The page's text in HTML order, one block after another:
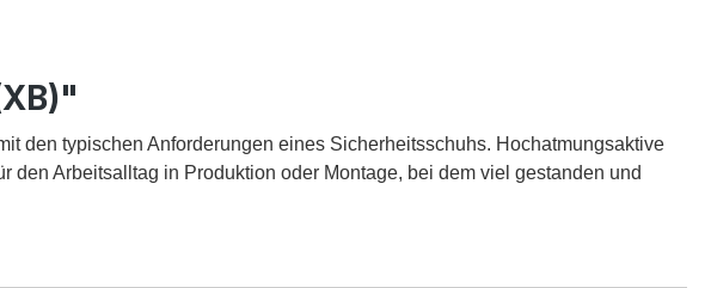
den typischen Anforderungen eines Sicherheitsschuhs. Hochatmungsaktive
Arbeitsalltag in Produktion oder Montage, bei dem viel gestanden und